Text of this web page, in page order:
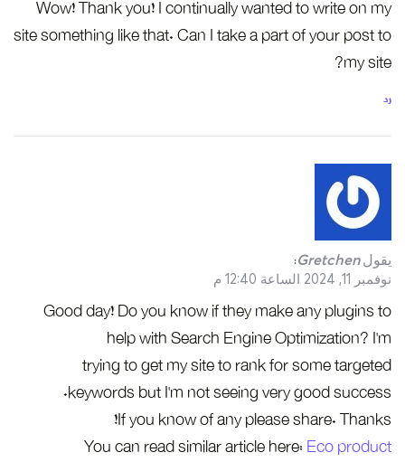
Wow! Thank you! I continually wanted to write on my
site something like that. Can I take a part of your post to
my site?
رد
يقول Gretchen
:
نوفمبر 11, 2024 الساعة 12:40 م
Good day! Do you know if they make any plugins to
help with Search Engine Optimization? I’m
trying to get my site to rank for some targeted
keywords but I’m not seeing very good success.
If you know of any please share. Thanks!
You can read similar article here: Eco product